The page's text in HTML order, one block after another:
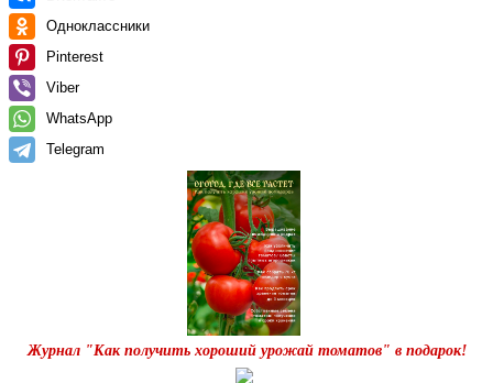
Одноклассники
Pinterest
Viber
WhatsApp
Telegram
Журнал "Как получить хороший урожай томатов" в подарок!